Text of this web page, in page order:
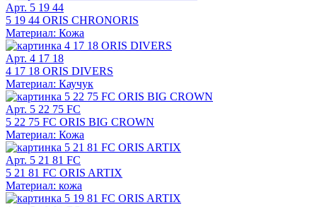
Арт. 5 19 44
5 19 44 ORIS CHRONORIS
Материал: Кожа
Арт. 4 17 18
4 17 18 ORIS DIVERS
Материал: Каучук
Арт. 5 22 75 FC
5 22 75 FC ORIS BIG CROWN
Материал: Кожа
Арт. 5 21 81 FC
5 21 81 FC ORIS ARTIX
Материал: кожа